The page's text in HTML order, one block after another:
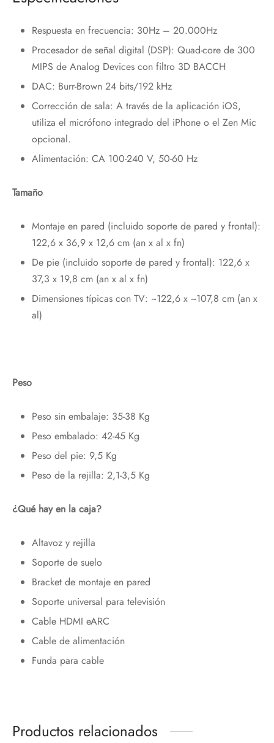
Respuesta en frecuencia: 30Hz – 20.000Hz
Procesador de señal digital (DSP): Quad-core de 300
MIPS de Analog Devices con filtro 3D BACCH
DAC: Burr-Brown 24 bits/192 kHz
Corrección de sala: A través de la aplicación iOS,
utiliza el micrófono integrado del iPhone o el Zen Mic
opcional.
Alimentación: CA 100-240 V, 50-60 Hz
Tamaño
Montaje en pared (incluido soporte de pared y frontal):
122,6 x 36,9 x 12,6 cm (an x al x fn)
De pie (incluido soporte de pared y frontal): 122,6 x
37,3 x 19,8 cm (an x al x fn)
Dimensiones típicas con TV: ~122,6 x ~107,8 cm (an x
al)
Peso
Peso sin embalaje: 35-38 Kg
Peso embalado: 42-45 Kg
Peso del pie: 9,5 Kg
Peso de la rejilla: 2,1-3,5 Kg
¿Qué hay en la caja?
Altavoz y rejilla
Soporte de suelo
Bracket de montaje en pared
Soporte universal para televisión
Cable HDMI eARC
Cable de alimentación
Funda para cable
Productos relacionados